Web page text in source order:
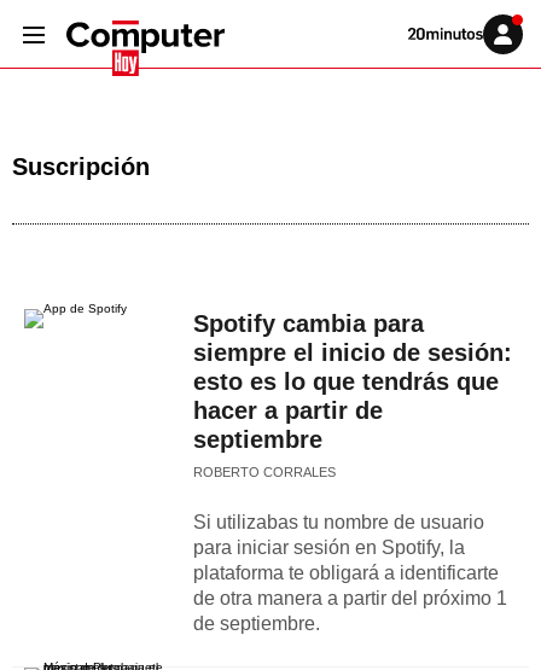
Volver
Iniciar
sesión
Suscripción
Spotify cambia para
siempre el inicio de sesión:
esto es lo que tendrás que
hacer a partir de
septiembre
ROBERTO CORRALES
Si utilizabas tu nombre de usuario
para iniciar sesión en Spotify, la
plataforma te obligará a identificarte
de otra manera a partir del próximo 1
de septiembre.